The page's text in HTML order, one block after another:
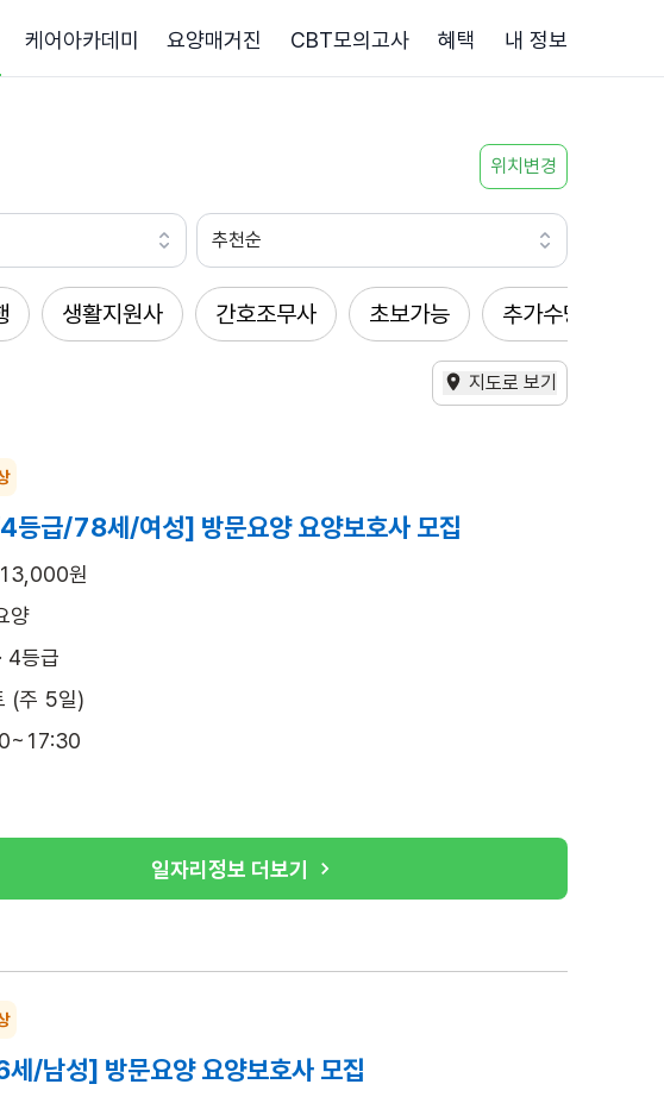
케어아카데미 요양매거진 CBT모의고사 혜택 내 정보
위치변경
추천순
생활지원사 간호조무사 초보가능 추가수당
지도로 보기
등급/78세/여성] 방문요양 요양보호사 모집
원
양
4등급
(주 5일)
일자리정보 더보기
/남성] 방문요양 요양보호사 모집